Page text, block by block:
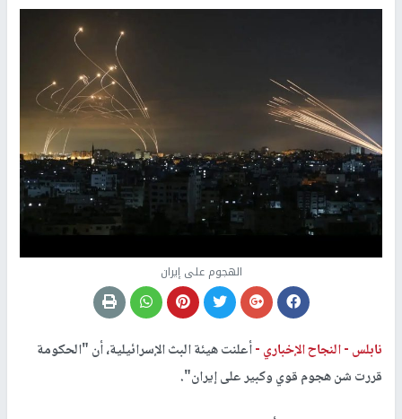
الهجوم على إيران
نابلس -النجاح الإخباري -أعلنت هيئة البث الإسرائيلية، أن "الحكومة
قررت شن هجوم قوي وكبير على إيران".